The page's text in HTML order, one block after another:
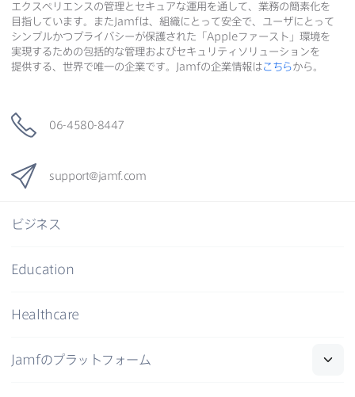
エクスペリエンスの​管理と​セキュアな​運用を​通して、​業務の​簡素化を​
目指しています。​また Jamfは、​組織に​とって​安全で、​ユーザに​とって​
シンプルかつプライバシーが​保護された​「 Appleファースト」環境を​
実現する​ための​包括的な​管理および​セキュリティソリューションを​
提供する、​世界で​唯一の​企業です。
Jamfの​企業情報はこちらから。
06-4580-8447
support@jamf. com
ビジネス
Education
Healthcare
Jamfの​プラットフォーム